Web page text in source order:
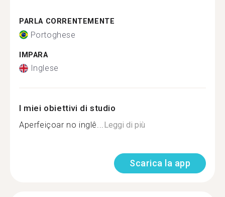
PARLA CORRENTEMENTE
Portoghese
IMPARA
Inglese
I miei obiettivi di studio
Aperfeiçoar no inglê...Leggi di più
Scarica la app